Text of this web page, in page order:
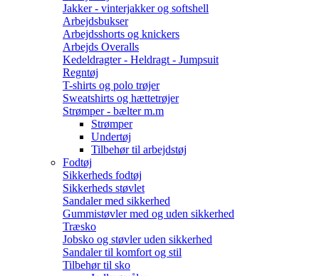
Jakker - vinterjakker og softshell
Arbejdsbukser
Arbejdsshorts og knickers
Arbejds Overalls
Kedeldragter - Heldragt - Jumpsuit
Regntøj
T-shirts og polo trøjer
Sweatshirts og hættetrøjer
Strømper - bælter m.m
Strømper
Undertøj
Tilbehør til arbejdstøj
Fodtøj
Sikkerheds fodtøj
Sikkerheds støvlet
Sandaler med sikkerhed
Gummistøvler med og uden sikkerhed
Træsko
Jobsko og støvler uden sikkerhed
Sandaler til komfort og stil
Tilbehør til sko